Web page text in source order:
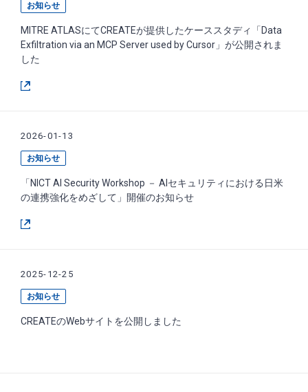
お知らせ
MITRE ATLASにてCREATEが提供したケーススタディ「Data
Exfiltration via an MCP Server used by Cursor」が公開されま
した
2026-01-13
お知らせ
「NICT AI Security Workshop － AIセキュリティにおける日米
の連携強化をめざして」開催のお知らせ
2025-12-25
お知らせ
CREATEのWebサイトを公開しました